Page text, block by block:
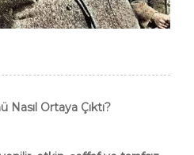
Nasıl Ortaya Çıktı?